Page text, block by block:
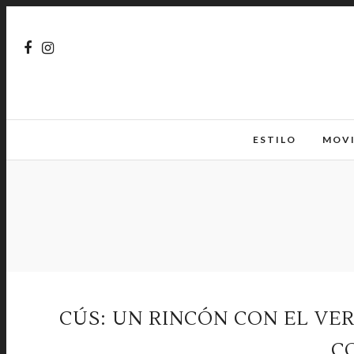
ESTILO
CÚS: UN RINCÓN CON EL